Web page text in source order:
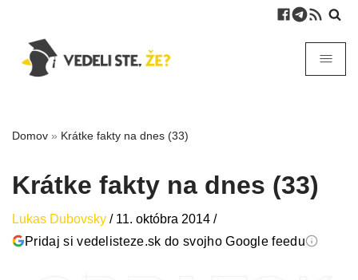
Domov » Krátke fakty na dnes (33)
Krátke fakty na dnes (33)
Lukas Dubovsky / 11. októbra 2014 /
Pridaj si vedelisteze.sk do svojho Google feedu